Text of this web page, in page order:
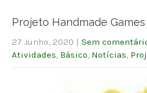
Projeto Handmade
27 Junho, 2020 | Sem
Atividades Básico Notícias